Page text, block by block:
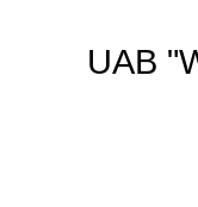
UAB